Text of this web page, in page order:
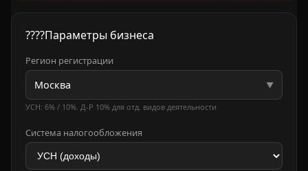
????Параметры бизнеса
Регион регистрации
Москва ▼
УСН: 6% / 10%. Д-Р 10% для отд. видов деятельности
Система налогообложения